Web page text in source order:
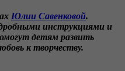
Юлии Савенковой.
инструкциями и
детям развить
к творчеству.